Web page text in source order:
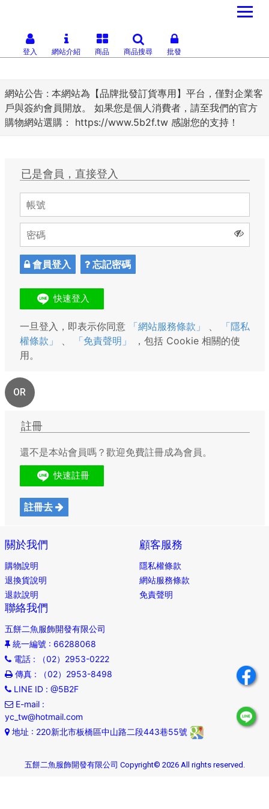
網站公告 : 本網站為【品牌批發訂貨專用】平台，僅對企業客
戶與簽約會員開放。 如果您是個人消費者，請至我們的官方
購物網站選購： https://www.5b2f.tw 感謝您的支持！
登入 網站介紹 商品 商品搜尋 批發
已是會員，直接登入
會員登入 忘記密碼
一旦登入，即表示你同意 「網站服務條款」
「隱私
權條款」
「免責聲明」
，包括 Cookie 相關的使
用。
OR
註冊
還不是本站會員嗎？歡迎免費註冊成為會員。
註冊去
關於我們
購物說明
退換貨說明
退款說明
顧客服務
隱私權條款
網站服務條款
免責聲明
聯絡我們
五餅二魚服飾開發有限公司
統一編號 : 66288068
電話: （02）2953-0222
傳真: （02）2953-8498
LINE ID: @5B2F
E-mail:
yc_tw@hotmail.com
地址 : 220新北市板橋區中山路二段443巷55號
五餅二魚服飾開發有限公司 Copyright© 2026 All rights reserved.